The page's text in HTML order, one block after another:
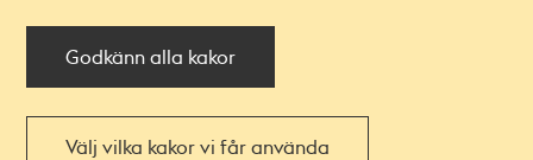
Godkänn alla kakor
Välj vilka kakor vi får använda